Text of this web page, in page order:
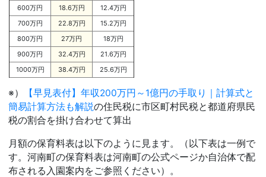
600万円
18.6万円
12.4万円
700万円
22.8万円
15.2万円
800万円
27万円
18万円
900万円
32.4万円
21.6万円
1000万円
38.4万円 25.6万円
※）
【早見表付】年収200万円～1億円の手取り｜計算式と
簡易計算方法も解説の住民税に市区町村民税と都道府県民
税の割合を掛け合わせて算出
月額の保育料表は以下のように見ます。（以下表は一例で
す。河南町の保育料表は河南町の公式ページか自治体で配
布される入園案内をご参照ください）。